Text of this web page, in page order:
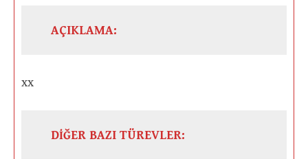
AÇIKLAMA:
xx
DİĞER BAZI TÜREVLER: